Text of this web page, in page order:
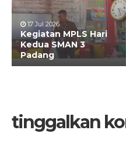
17 Jul 2026
Kegiatan MPLS Hari
Kedua SMAN 3
Padang
tinggalkan